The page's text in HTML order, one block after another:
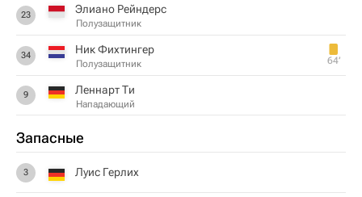
23 Элиано Рейндерс
Полузащитник
34 Ник Фихтингер
Полузащитник 64‎’‎
9 Леннарт Ти
Нападающий
Запасные
3 Луис Герлих